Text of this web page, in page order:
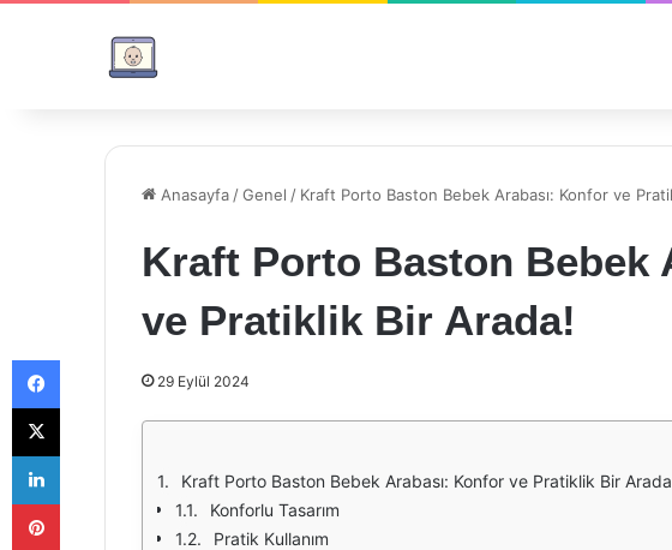
Anasayfa /Genel / Kraft Porto Baston Bebek Arabası: Konfor ve
Kraft Porto Baston Bebek
ve Pratiklik Bir Arada!
29 Eylül 2024
Kraft Porto Baston Bebek Arabası: Konfor ve Pratiklik Bir
Konforlu Tasarım
Pratik Kullanım
Facebook
X
LinkedIn
Pinterest